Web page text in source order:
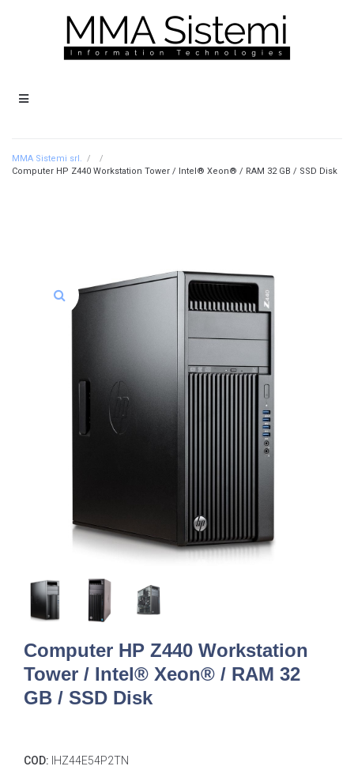
MMA Sistemi srl. /
/
Computer HP Z440 Workstation Tower / Intel® Xeon® / RAM 32 GB / SSD Disk
Computer HP Z440 Workstation
Tower / Intel® Xeon® / RAM 32
GB / SSD Disk
COD: IHZ44E54P2TN